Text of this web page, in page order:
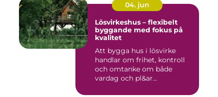
04. jun
Lösvirkeshus – flexibelt
byggande med fokus på
kvalitet
Att bygga hus i lösvirke
handlar om frihet, kontroll
och omtanke om både
vardag och pl&ar...